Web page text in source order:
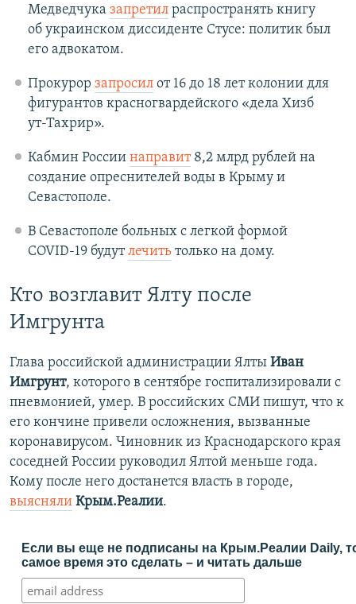
Медведчука запретилраспространять книгу
об украинском диссиденте Стусе: политик был
его адвокатом.
Прокурор запросилот 16 до 18 лет колонии для
фигурантов красногвардейского «дела Хизб
ут-Тахрир».
Кабмин России направит8,2 млрд рублей на
создание опреснителей воды в Крыму и
Севастополе.
В Севастополе больных с легкой формой
COVID-19 будутлечитьтолько на дому.
Кто возглавит Ялту после
Имгрунта
Глава российской администрации Ялты Иван
Имгрунт, которого в сентябре госпитализировали с
пневмонией, умер. В российских СМИ пишут, что к
его кончине привели осложнения, вызванные
коронавирусом. Чиновник из Краснодарского края
соседней России руководил Ялтой меньше года.
Кому после него достанется власть в городе,
выясняли Крым.Реалии.
Если вы еще не подписаны на Крым.Реалии Daily,
самое время это сделать – и читать дальше